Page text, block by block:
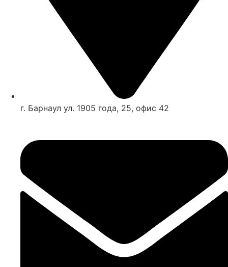
г. Барнаул ул. 1905 года, 25, офис 42